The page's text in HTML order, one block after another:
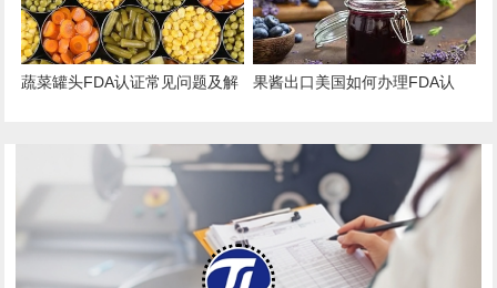
蔬菜罐头FDA认证常见问题及解
果酱出口美国如何办理FDA认